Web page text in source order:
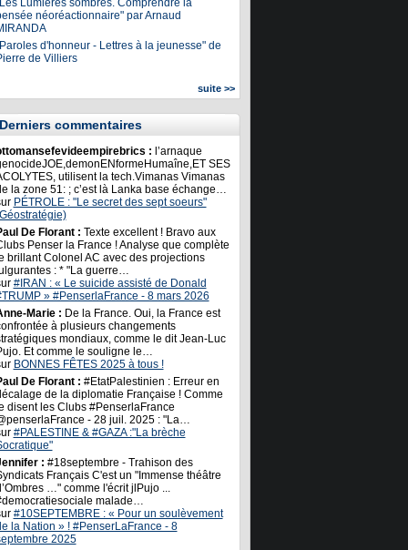
Lumières sombres. Comprendre la
néoréactionnaire" par Arnaud
d'honneur - Lettres à la jeunesse" de
de Villiers
suite >>
Derniers commentaires
: l’arnaque
SES
utilisent la tech.Vimanas Vimanas
la zone 51: ; c’est là Lanka base échange…
PÉTROLE : "Le secret des sept soeurs"
De Florant : Texte excellent ! Bravo aux
Penser la France ! Analyse que complète
brillant Colonel AC avec des projections
: * "La guerre…
#IRAN : « Le suicide assisté de Donald
» #PenserlaFrance - 8 mars 2026
Marie : De la France. Oui, la France est
à plusieurs changements
mondiaux, comme le dit Jean-Luc
Et comme le souligne le…
BONNES FÊTES 2025 à tous !
De Florant : #EtatPalestinien : Erreur en
de la diplomatie Française ! Comme
disent les Clubs #PenserlaFrance
- 28 juil. 2025 : "La…
#PALESTINE & #GAZA :"La brèche
: #18septembre - Trahison des
Français C'est un "Immense théâtre
…" comme l'écrit jlPujo ...
malade…
#10SEPTEMBRE : « Pour un soulèvement
la Nation » ! #PenserLaFrance - 8
2025